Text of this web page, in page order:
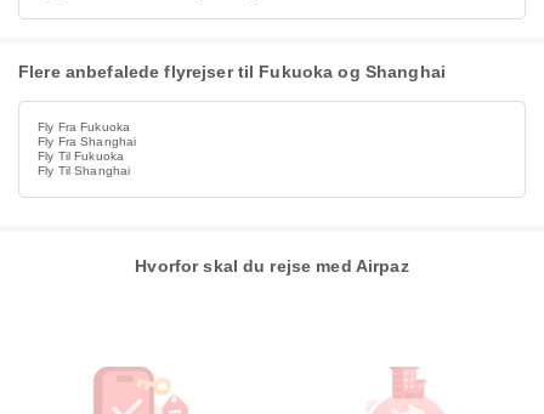
Flere anbefalede flyrejser til Fukuoka og Shanghai
Fly Fra Fukuoka
Fly Fra Shanghai
Fly Til Fukuoka
Fly Til Shanghai
Hvorfor skal du rejse med Airpaz